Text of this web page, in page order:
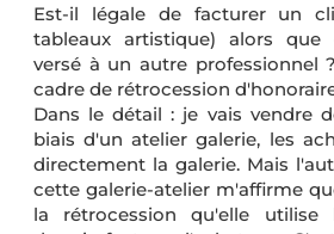
Est-il légale de facturer un
tableaux artistique) alors
versé à un autre professionnel
cadre de rétrocession
Dans le détail : je vais vendre
biais d'un atelier galerie, les
directement la galerie. Mais
cette galerie-atelier m'affirme
la rétrocession qu'elle utilise